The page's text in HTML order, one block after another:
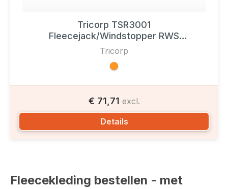
Tricorp TSR3001
Fleecejack/Windstopper RWS
(403008)
Tricorp
€ 71,71 excl.
Details
Fleecekleding bestellen - met